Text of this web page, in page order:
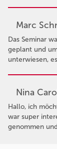
Marc
Das Seminar
geplant und
unterwiesen,
Nina
Hallo, ich
war super
genommen